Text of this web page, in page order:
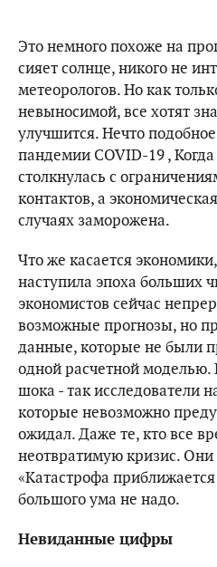
Это немного похоже на
сияет солнце, никого не
метеорологов. Но как
невыносимой, все хотят
улучшится. Нечто
пандемии COVID-19 ,
столкнулась с
контактов, а
случаях заморожена.
Что же касается
наступила эпоха больших
экономистов сейчас
возможные прогнозы, но
данные, которые не были
одной расчетной моделью.
шока - так исследователи
которые невозможно
ожидал. Даже те, кто все
неотвратимую кризис. Они
«Катастрофа
большого ума не надо.
Невиданные цифры